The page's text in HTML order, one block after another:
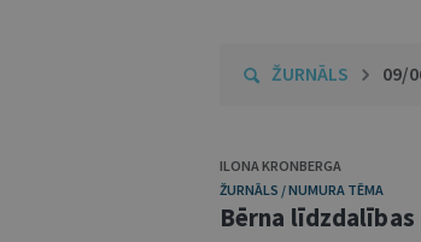
ŽURNĀLS 09/
ILONA KRONBERGA
ŽURNĀLS / NUMURA TĒMA
Bērna